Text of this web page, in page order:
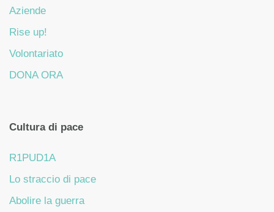
Aziende
Rise up!
Volontariato
DONA ORA
Cultura di pace
R1PUD1A
Lo straccio di pace
Abolire la guerra